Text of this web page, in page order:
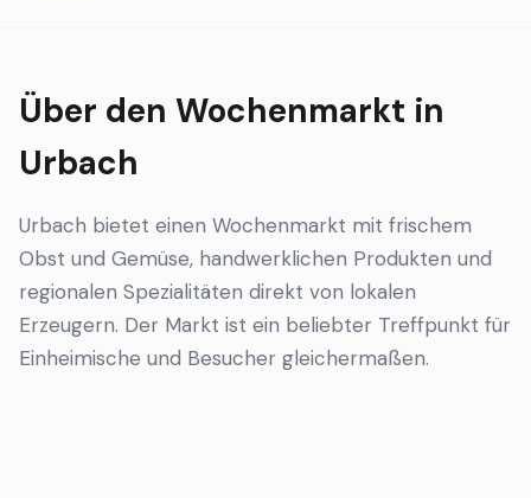
Über den Wochenmarkt in
Urbach
Urbach bietet einen Wochenmarkt mit frischem
Obst und Gemüse, handwerklichen Produkten und
regionalen Spezialitäten direkt von lokalen
Erzeugern. Der Markt ist ein beliebter Treffpunkt für
Einheimische und Besucher gleichermaßen.